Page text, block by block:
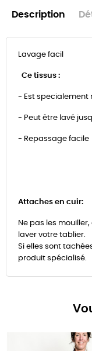
Description
Lavage facil
Ce tissus :
- Est specialement
- Peut être lavé
- Repassage facile
Attaches en cuir:
Ne pas les
laver votre tablier.
Si elles sont
produit spécialisé.